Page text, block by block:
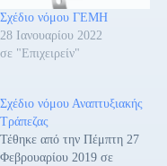
Σχέδιο νόμου ΓΕΜΗ
28 Ιανουαρίου 2022
σε "Επιχειρείν"
Σχέδιο νόμου Αναπτυξιακής
Τράπεζας
Τέθηκε από την Πέμπτη 27
Φεβρουαρίου 2019 σε